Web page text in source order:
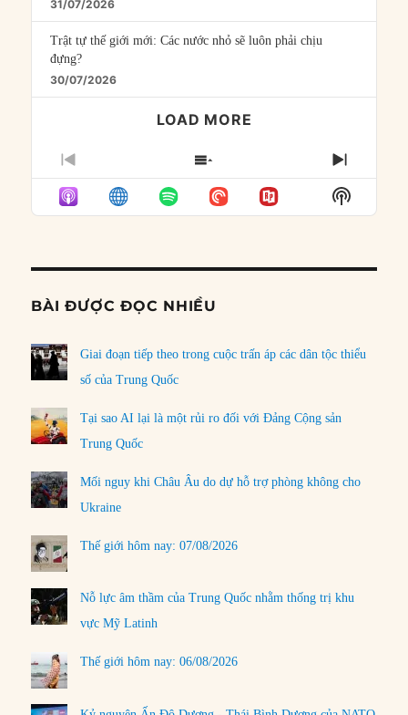
31/07/2026
Trật tự thế giới mới: Các nước nhỏ sẽ luôn phải chịu
đựng?
30/07/2026
LOAD MORE
PREVIOUS
EPISODE
SHOW
EPISODES
LIST
NEXT
Show
Podcast
BÀI ĐƯỢC ĐỌC NHIỀU
Giai đoạn tiếp theo trong cuộc trấn áp các dân tộc thiểu
số của Trung Quốc
Tại sao AI lại là một rủi ro đối với Đảng Cộng sản
Trung Quốc
Mối nguy khi Châu Âu do dự hỗ trợ phòng không cho
Ukraine
Thế giới hôm nay: 07/08/2026
Nỗ lực âm thầm của Trung Quốc nhằm thống trị khu
vực Mỹ Latinh
Thế giới hôm nay: 06/08/2026